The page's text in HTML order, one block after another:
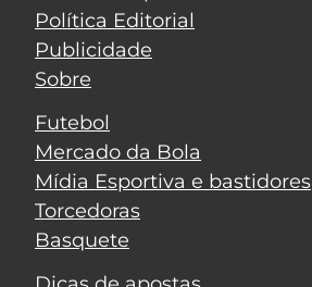
Política Editorial
Publicidade
Sobre
Futebol
Mercado da Bola
Mídia Esportiva e bastidores
Torcedoras
Basquete